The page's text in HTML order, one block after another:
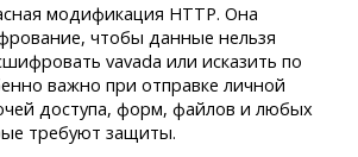
модификация HTTP. Она
чтобы данные нельзя
vavada или исказить по
важно при отправке личной
доступа, форм, файлов и любых
требуют защиты.